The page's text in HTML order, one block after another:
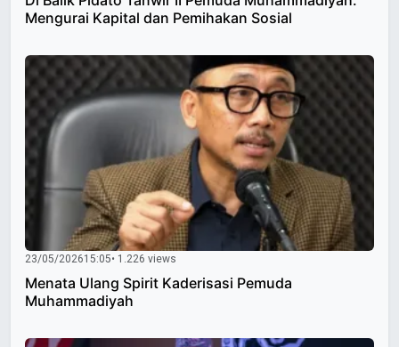
Mengurai Kapital dan Pemihakan Sosial
23/05/202615:05• 1.226 views
Menata Ulang Spirit Kaderisasi Pemuda
Muhammadiyah